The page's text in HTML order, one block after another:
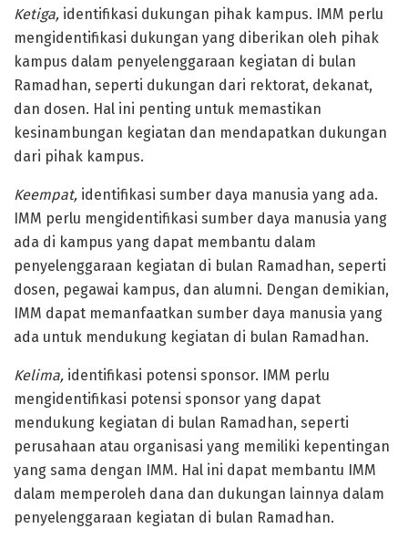
Ketiga, identifikasi dukungan pihak kampus. IMM perlu
mengidentifikasi dukungan yang diberikan oleh pihak
kampus dalam penyelenggaraan kegiatan di bulan
Ramadhan, seperti dukungan dari rektorat, dekanat,
dan dosen. Hal ini penting untuk memastikan
kesinambungan kegiatan dan mendapatkan dukungan
dari pihak kampus.
Keempat, identifikasi sumber daya manusia yang ada.
IMM perlu mengidentifikasi sumber daya manusia yang
ada di kampus yang dapat membantu dalam
penyelenggaraan kegiatan di bulan Ramadhan, seperti
dosen, pegawai kampus, dan alumni. Dengan demikian,
IMM dapat memanfaatkan sumber daya manusia yang
ada untuk mendukung kegiatan di bulan Ramadhan.
Kelima, identifikasi potensi sponsor. IMM perlu
mengidentifikasi potensi sponsor yang dapat
mendukung kegiatan di bulan Ramadhan, seperti
perusahaan atau organisasi yang memiliki kepentingan
yang sama dengan IMM. Hal ini dapat membantu IMM
dalam memperoleh dana dan dukungan lainnya dalam
penyelenggaraan kegiatan di bulan Ramadhan.